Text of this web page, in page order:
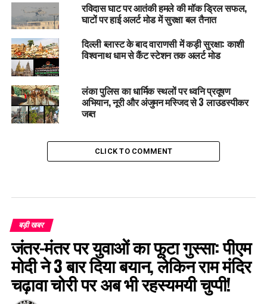
रविदास घाट पर आतंकी हमले की मॉक ड्रिल सफल,
घाटों पर हाई अलर्ट मोड में सुरक्षा बल तैनात
दिल्ली ब्लास्ट के बाद वाराणसी में कड़ी सुरक्षा: काशी
विश्वनाथ धाम से कैंट स्टेशन तक अलर्ट मोड
लंका पुलिस का धार्मिक स्थलों पर ध्वनि प्रदूषण
अभियान, नूरी और अंजुमन मस्जिद से 3 लाउडस्पीकर
जब्त
CLICK TO COMMENT
बड़ी खबर
जंतर-मंतर पर युवाओं का फूटा गुस्सा: पीएम
मोदी ने 3 बार दिया बयान, लेकिन राम मंदिर
चढ़ावा चोरी पर अब भी रहस्यमयी चुप्पी!